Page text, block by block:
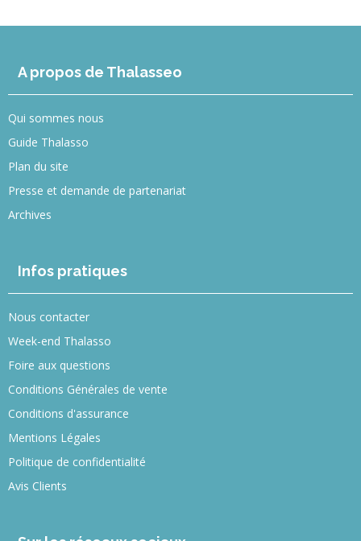
A propos de Thalasseo
Qui sommes nous
Guide Thalasso
Plan du site
Presse et demande de partenariat
Archives
Infos pratiques
Nous contacter
Week-end Thalasso
Foire aux questions
Conditions Générales de vente
Conditions d'assurance
Mentions Légales
Politique de confidentialité
Avis Clients